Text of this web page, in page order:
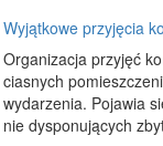
Wyjątkowe przyjęcia
Organizacja przyjęć
ciasnych
wydarzenia. Pojawia
nie dysponujących